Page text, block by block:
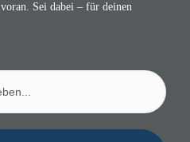
voran. Sei dabei – für deinen